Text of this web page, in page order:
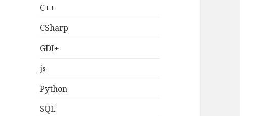
C++
CSharp
GDI+
js
Python
SQL